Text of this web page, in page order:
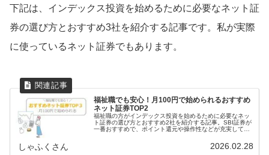
下記は、インデックス投資を始めるために必要なネット証
券の選び方とおすすめ3社を紹介する記事です。私が実際
に使っているネット証券でもあります。
福祉職でも安心！月100円で始められるおすすめ
ネット証券TOP2
福祉職の方がインデックス投資を始めるために必要なネッ
ト証券の選び方とおすすめ2社を紹介する記事。SBI証券が
一番おすすめで、ポイント還元や操作性などが充実してい
しゃふくさん 2026.02.28